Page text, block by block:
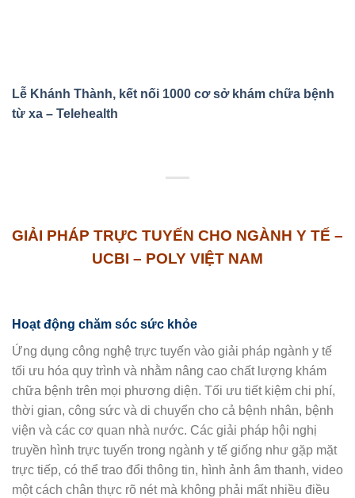
Lễ Khánh Thành, kết nối 1000 cơ sở khám chữa bệnh
từ xa – Telehealth
GIẢI PHÁP TRỰC TUYẾN CHO NGÀNH Y TẾ –
UCBI – POLY VIỆT NAM
Hoạt động chăm sóc sức khỏe
Ứng dụng công nghệ trực tuyến vào giải pháp ngành y tế
tối ưu hóa quy trình và nhằm nâng cao chất lượng khám
chữa bệnh trên mọi phương diện. Tối ưu tiết kiệm chi phí,
thời gian, công sức và di chuyển cho cả bệnh nhân, bệnh
viện và các cơ quan nhà nước. Các giải pháp hội nghị
truyền hình trực tuyến trong ngành y tế giống như gặp mặt
trực tiếp, có thể trao đổi thông tin, hình ảnh âm thanh, video
một cách chân thực rõ nét mà không phải mất nhiều điều